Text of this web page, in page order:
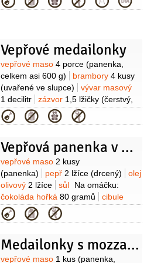
400 gramů (vařená) rajčata2 kusy
1 kus
(zelená nať)
máta
6 lístků
šťáva limetková2 lžíce
olej
olivový1 lžíce hořčice ostrá1 lžička
Vepřové medailonky
Suroviny
vepřové maso 4 porce (panenka,
celkem asi 600 g)
brambory 4 kusy
(uvařené ve slupce)
vývar masový
1 decilitr
zázvor 1,5 lžičky (čerstvý,
nastrouhaný)
čokoláda hořká
1/2balíčku
paprička chilli červená
(instantní)
worcesterská
omáčka
Kategorie
Vepřová panenka v koření
Suroviny
vepřové maso 2 kusy
(panenka)
pepř 2 lžíce (drcený)
olej
olivový 2 lžíce sůl
Na omáčku:
čokoláda hořká 80 gramů
cibule
1/2kusu
hořčice celozrnná
2 lžíce
víno dezertní1/3decilitru
1 lžíce
sůl Na mrkev: mrkev
500 gramů
(oloupaná)
šťáva
Kategorie
Medailonky s mozzarellou a lilkem
vepřové maso 1 kus (panenka,